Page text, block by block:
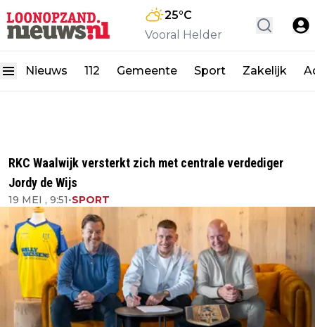
25°C
Vooral Helder
Nieuws 112 Gemeente Sport Zakelijk
RKC Waalwijk versterkt zich met centrale verdediger
Jordy de Wijs
19 MEI , 9:51•SPORT